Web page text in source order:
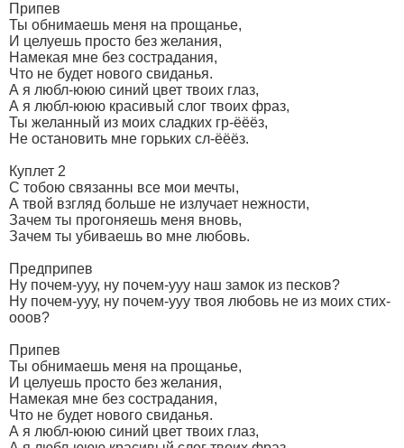
Припев
Ты обнимаешь меня на прощанье,
И целуешь просто без желания,
Намекая мне без сострадания,
Что не будет нового свиданья.
А я любл-ююю синий цвет твоих глаз,
А я любл-ююю красивый слог твоих фраз,
Ты желанный из моих сладких гр-ёёёз,
Не остановить мне горьких сл-ёёёз.
Куплет 2
С тобою связанны все мои мечты,
А твой взгляд больше не излучает нежности,
Зачем ты прогоняешь меня вновь,
Зачем ты убиваешь во мне любовь.
Предприпев
Ну почем-ууу, ну почем-ууу наш замок из песков?
Ну почем-ууу, ну почем-ууу твоя любовь не из моих стих-
ооов?
Припев
Ты обнимаешь меня на прощанье,
И целуешь просто без желания,
Намекая мне без сострадания,
Что не будет нового свиданья.
А я любл-ююю синий цвет твоих глаз,